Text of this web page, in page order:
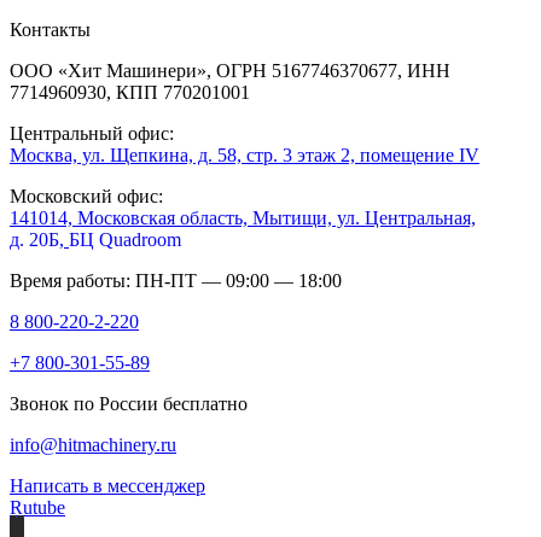
Контакты
ООО «Хит Машинери», ОГРН 5167746370677, ИНН
7714960930, КПП 770201001
Центральный офис:
Москва, ул. Щепкина, д. 58, стр. 3 этаж 2, помещение IV
Московский офис:
141014, Московская область, Мытищи, ул. Центральная,
д. 20Б, БЦ Quadroom
Время работы: ПН-ПТ — 09:00 — 18:00
8 800-220-2-220
+7 800-301-55-89
Звонок по России бесплатно
info@hitmachinery.ru
Написать в мессенджер
Rutube